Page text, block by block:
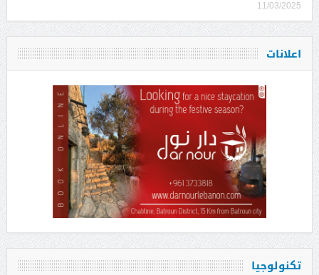
11/03/2025
اعلانات
تكنولوجيا